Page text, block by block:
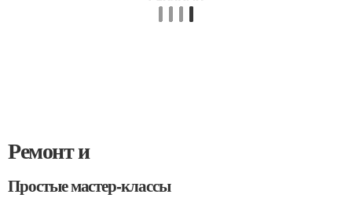
Ремонт и
Простые мастер-классы